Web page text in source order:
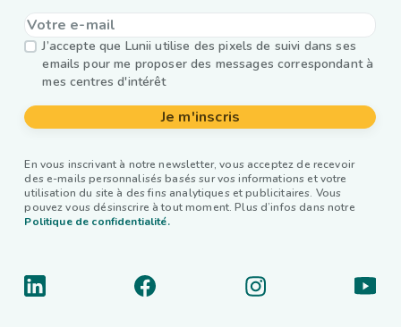
J’accepte que Lunii utilise des pixels de suivi dans ses
emails pour me proposer des messages correspondant à
mes centres d'intérêt
Je m'inscris
En vous inscrivant à notre newsletter, vous acceptez de recevoir
des e-mails personnalisés basés sur vos informations et votre
utilisation du site à des fins analytiques et publicitaires. Vous
pouvez vous désinscrire à tout moment. Plus d’infos dans notre
Politique de confidentialité.